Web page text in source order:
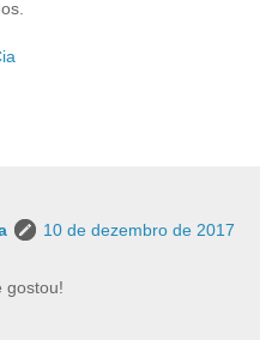
10 de dezembro de 2017
gostou!